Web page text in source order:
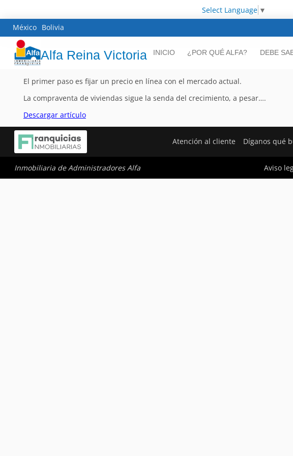
Select Language ▼
México Bolivia
Alfa Reina Victoria INICIO ¿POR QUÉ ALFA? DEBE
El primer paso es fijar un precio en línea con el mercado actual.
La compraventa de viviendas sigue la senda del crecimiento, a pesar….
Descargar artículo
Atención al cliente Díganos qué
Inmobiliaria de Administradores Alfa Aviso